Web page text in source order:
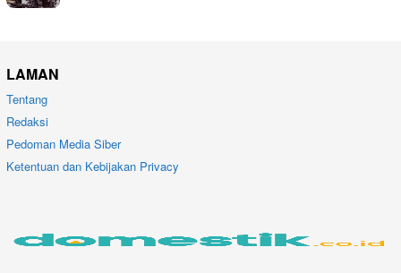
LAMAN
Tentang
Redaksi
Pedoman Media Siber
Ketentuan dan Kebijakan Privacy